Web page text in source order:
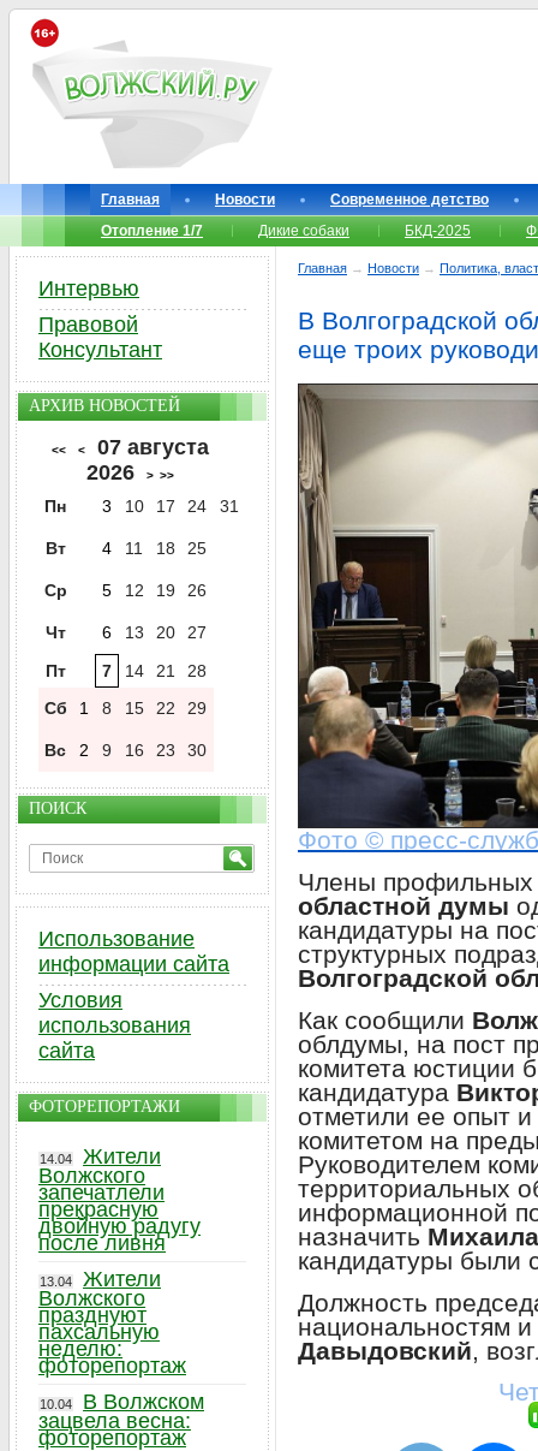
Главная Новости
Современное детство
Отопление 1/7
Дикие собаки БКД-2025
Главная → Новости → Политика,
В Волгоградской
еще троих
Фото © пресс-
Члены профильных
областной думы
кандидатуры на
структурных
Волгоградской
Как сообщили
облдумы, на пост
комитета юстиции
кандидатура
отметили ее опыт
комитетом на
Руководителем
территориальных
информационной
назначить
кандидатуры были
Должность
национальностям
Давыдовский,
Интервью
Правовой
Консультант
АРХИВ НОВОСТЕЙ
<< <
07 августа
2026
> >>
Пн 3 10 17 24 31
Вт 4 11 18 25
Ср 5 12 19 26
Чт 6 13 20
27
Пт
7 14 21
28
Сб
1 8 15 22 29
Вс 2 9 16 23 30
ПОИСК
Использование
информации сайта
Условия
использования
сайта
ФОТОРЕПОРТАЖИ
14.04
Жители
Волжского
запечатлели
прекрасную
двойную радугу
после ливня
13.04
Жители
Волжского
празднуют
пахсальную
неделю:
фоторепортаж
10.04
В Волжском
зацвела весна:
фоторепортаж